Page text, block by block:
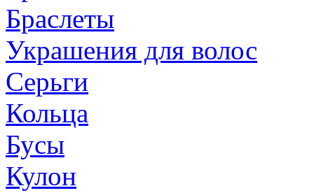
Браслеты
Украшения для волос
Серьги
Кольца
Бусы
Кулон